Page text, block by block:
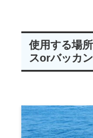
使用する場
スorバッカン